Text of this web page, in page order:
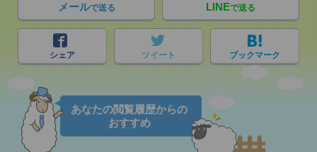
メールで送る LINEで送る
シェア ツイート ブックマーク
あなたの閲覧履歴からの
おすすめ